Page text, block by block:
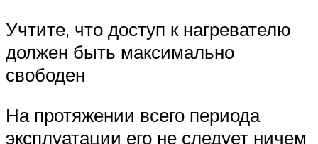
Учтите, что доступ к нагревателю
должен быть максимально
свободен
На протяжении всего периода
эксплуатации его не следует ничем